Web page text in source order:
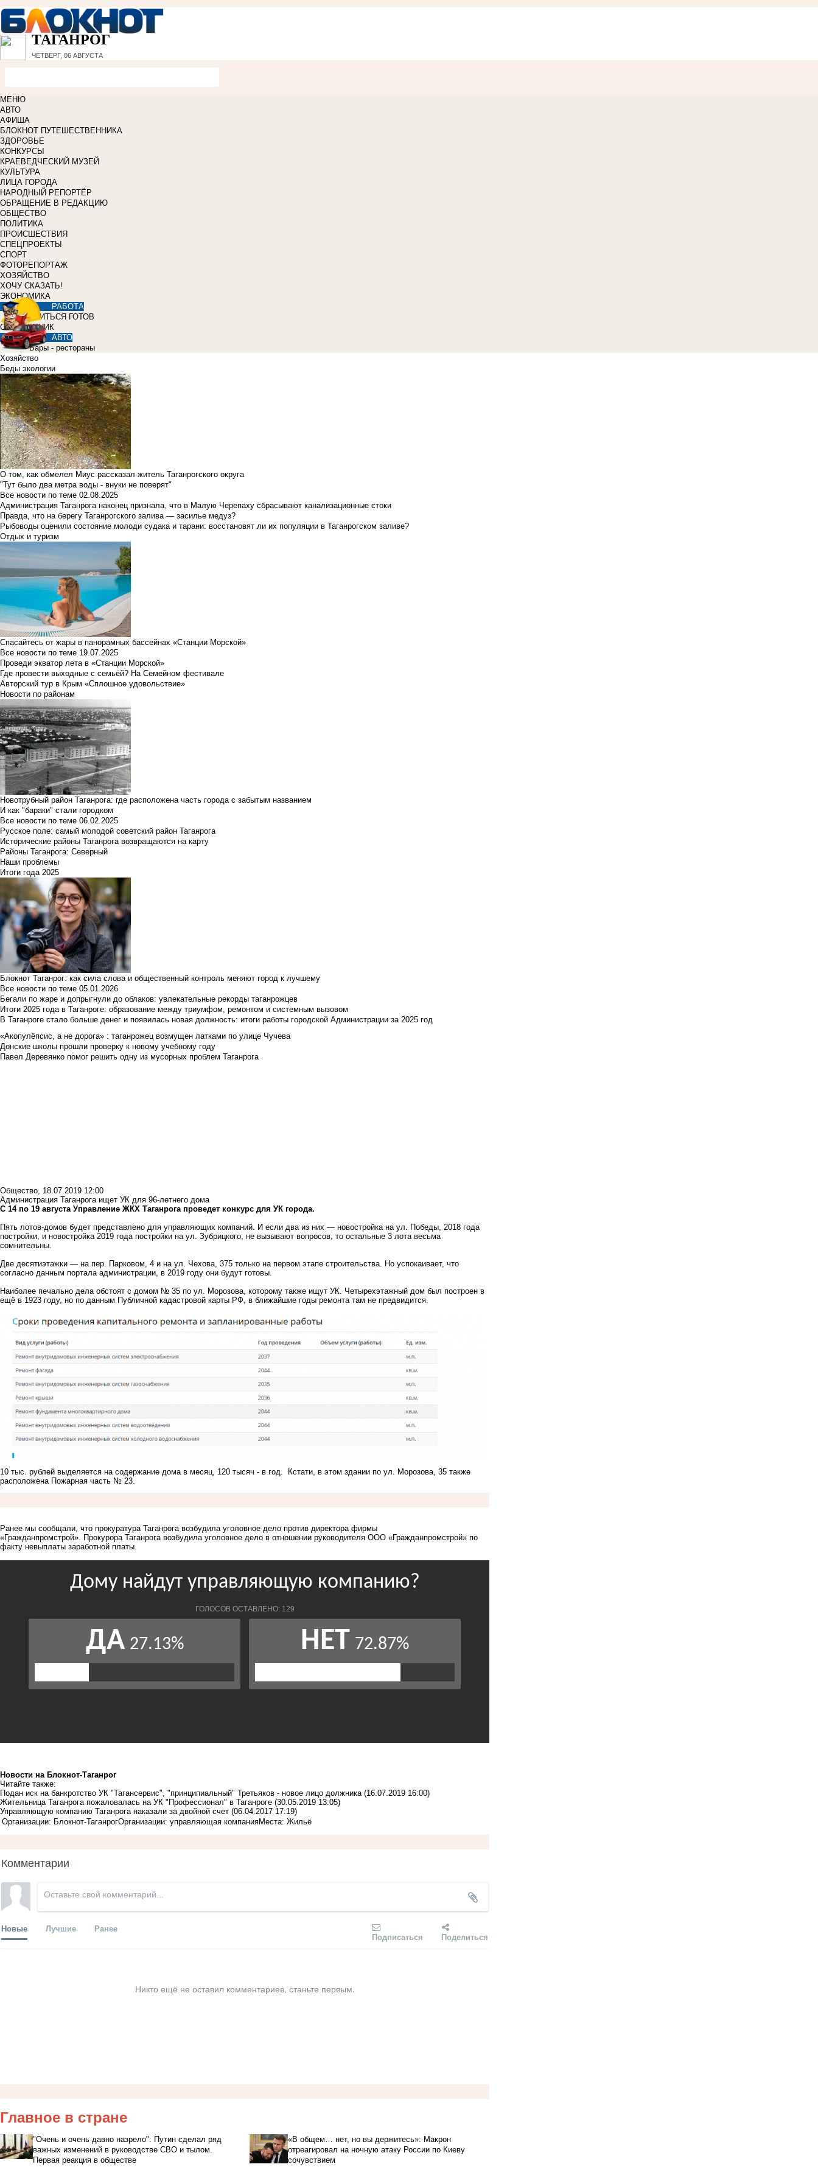
ТАГАНРОГ
ЧЕТВЕРГ, 06 АВГУСТА
МЕНЮ
АВТО
АФИША
БЛОКНОТ ПУТЕШЕСТВЕННИКА
ЗДОРОВЬЕ
КОНКУРСЫ
КРАЕВЕДЧЕСКИЙ МУЗЕЙ
КУЛЬТУРА
ЛИЦА ГОРОДА
НАРОДНЫЙ РЕПОРТЁР
ОБРАЩЕНИЕ В РЕДАКЦИЮ
ОБЩЕСТВО
ПОЛИТИКА
ПРОИСШЕСТВИЯ
СПЕЦПРОЕКТЫ
СПОРТ
ФОТОРЕПОРТАЖ
ХОЗЯЙСТВО
ХОЧУ СКАЗАТЬ!
ЭКОНОМИКА
РАБОТА
УЧИТЬСЯ ГОТОВ
СПРАВОЧНИК
АВТО
Бары - рестораны
Хозяйство
Беды экологии
О том, как обмелел Миус рассказал житель Таганрогского округа
"Тут было два метра воды - внуки не поверят"
Все новости по теме 02.08.2025
Администрация Таганрога наконец признала, что в Малую Черепаху сбрасывают канализационные стоки
Правда, что на берегу Таганрогского залива — засилье медуз?
Рыбоводы оценили состояние молоди судака и тарани: восстановят ли их популяции в Таганрогском заливе?
Отдых и туризм
Спасайтесь от жары в панорамных бассейнах «Станции Морской»
Все новости по теме 19.07.2025
Проведи экватор лета в «Станции Морской»
Где провести выходные с семьёй? На Семейном фестивале
Авторский тур в Крым «Сплошное удовольствие»
Новости по районам
Новотрубный район Таганрога: где расположена часть города с забытым названием
И как "бараки" стали городком
Все новости по теме 06.02.2025
Русское поле: самый молодой советский район Таганрога
Исторические районы Таганрога возвращаются на карту
Районы Таганрога: Северный
Наши проблемы
Итоги года 2025
Блокнот Таганрог: как сила слова и общественный контроль меняют город к лучшему
Все новости по теме 05.01.2026
Бегали по жаре и допрыгнули до облаков: увлекательные рекорды таганрожцев
Итоги 2025 года в Таганроге: образование между триумфом, ремонтом и системным вызовом
В Таганроге стало больше денег и появилась новая должность: итоги работы городской Администрации за 2025 год
«Акопулёпсис, а не дорога» : таганрожец возмущен латками по улице Чучева
Донские школы прошли проверку к новому учебному году
Павел Деревянко помог решить одну из мусорных проблем Таганрога
Общество, 18.07.2019 12:00
Администрация Таганрога ищет УК для 96-летнего дома
С 14 по 19 августа Управление ЖКХ Таганрога проведет конкурс для УК города.
Пять лотов-домов будет представлено для управляющих компаний. И если два из них — новостройка на ул. Победы, 2018 года
постройки, и новостройка 2019 года постройки на ул. Зубрицкого, не вызывают вопросов, то остальные 3 лота весьма
сомнительны.
Две десятиэтажки — на пер. Парковом, 4 и на ул. Чехова, 375 только на первом этапе строительства. Но успокаивает, что
согласно данным портала администрации, в 2019 году они будут готовы.
Наиболее печально дела обстоят с домом № 35 по ул. Морозова, которому также ищут УК. Четырехэтажный дом был построен в
ещё в 1923 году, но по данным Публичной кадастровой карты РФ, в ближайшие годы ремонта там не предвидится.
10 тыс. рублей выделяется на содержание дома в месяц, 120 тысяч - в год. Кстати, в этом здании по ул. Морозова, 35 также
расположена Пожарная часть № 23.
Ранее мы сообщали, что прокуратура Таганрога возбудила уголовное дело против директора фирмы
«Гражданпромстрой». Прокурора Таганрога возбудила уголовное дело в отношении руководителя ООО «Гражданпромстрой» по
факту невыплаты заработной платы.
Новости на Блoкнoт-Таганрог
Читайте также:
Подан иск на банкротство УК "Тагансервис", "принципиальный" Третьяков - новое лицо должника (16.07.2019 16:00)
Жительница Таганрога пожаловалась на УК "Профессионал" в Таганроге (30.05.2019 13:05)
Управляющую компанию Таганрога наказали за двойной счет (06.04.2017 17:19)
Организации: Блокнот-ТаганрогОрганизации: управляющая компанияМеста: Жильё
Комментарии
Новые Лучшие Ранее
Подписаться Поделиться
Никто ещё не оставил комментариев, станьте первым.
Главное в стране
"Очень и очень давно назрело": Путин сделал ряд
важных изменений в руководстве СВО и тылом.
Первая реакция в обществе
«В общем… нет, но вы держитесь»: Макрон
отреагировал на ночную атаку России по Киеву
сочувствием